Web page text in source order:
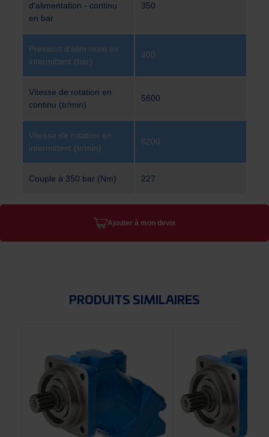
d'alimentation - continu
en bar
350
Pression d'alim maxi en
intermittent (bar)
400
Vitesse de rotation en
continu (tr/min)
5600
Vitesse de rotation en
intermittent (tr/min)
6200
Couple à 350 bar (Nm) 227
Ajouter à mon devis
PRODUITS SIMILAIRES